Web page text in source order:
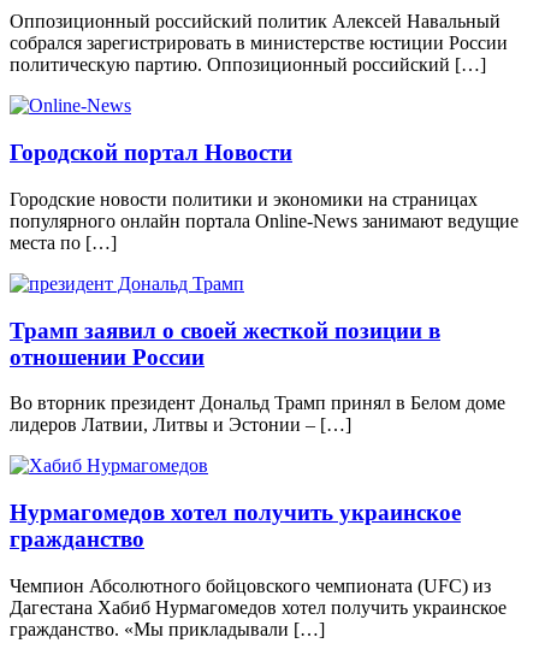
Оппозиционный российский политик Алексей Навальный
собрался зарегистрировать в министерстве юстиции России
политическую партию. Оппозиционный российский […]
Городской портал Новости
Городские новости политики и экономики на страницах
популярного онлайн портала Online-News занимают ведущие
места по […]
Трамп заявил о своей жесткой позиции в
отношении России
Во вторник президент Дональд Трамп принял в Белом доме
лидеров Латвии, Литвы и Эстонии – […]
Нурмагомедов хотел получить украинское
гражданство
Чемпион Абсолютного бойцовского чемпионата (UFC) из
Дагестана Хабиб Нурмагомедов хотел получить украинское
гражданство. «Мы прикладывали […]